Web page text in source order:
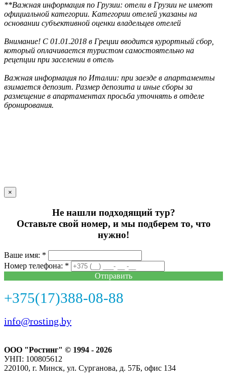
**Важная информация по Грузии: отели в Грузии не имеют
официальной категории. Категории отелей указаны на
основании субъективной оценки владельцев отелей
Внимание! С 01.01.2018 в Греции вводится курортный сбор,
который оплачивается туристом самостоятельно на
рецепции при заселении в отель
Важная информация по Италии: при заезде в апартаменты
взимается депозит. Размер депозита и иные сборы за
размещение в апартаментах просьба уточнять в отделе
бронирования.
×
Не нашли подходящий тур?
Оставьте свой номер, и мы подберем то, что
нужно!
Ваше имя: *
Номер телефона: *
Отправить
+375(17)388-08-88
info@rosting.by
ООО "Ростинг" © 1994 - 2026
УНП: 100805612
220100, г. Минск, ул. Сурганова, д. 57Б, офис 134